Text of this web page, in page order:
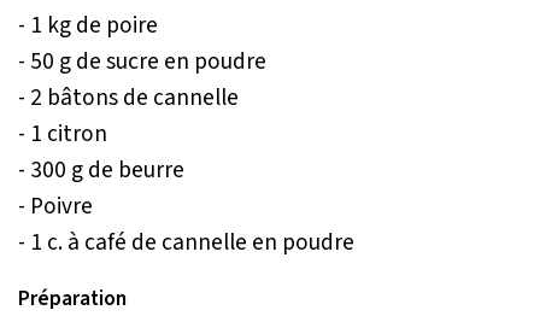
- 1 kg de poire
- 50 g de sucre en poudre
- 2 bâtons de cannelle
- 1 citron
- 300 g de beurre
- Poivre
- 1 c. à café de cannelle en poudre
Préparation